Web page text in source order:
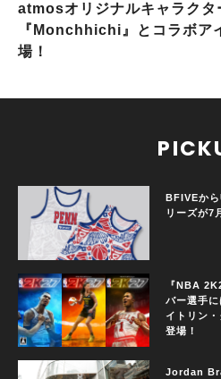
atmosオリジナルキャラクタ
『Monchhichi』とコラボア
場！
BFIVEから
リーズが7
『NBA
バー選手
イトリン
登場！
Jordan